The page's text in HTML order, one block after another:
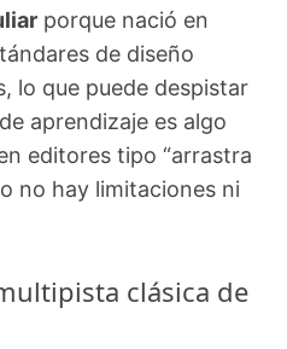
porque nació en
de diseño
lo que puede despistar
aprendizaje es algo
editores tipo “arrastra
no hay limitaciones ni
clásica de